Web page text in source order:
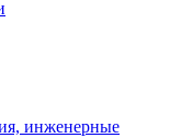
инженерные